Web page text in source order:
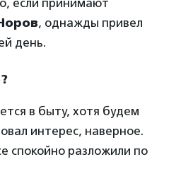
если принимают
, однажды привел
день.
в быту, хотя будем
интерес, наверное.
спокойно разложили по